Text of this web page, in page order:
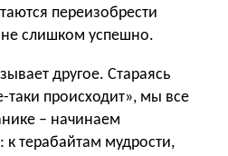
переизобрести
не слишком успешно.
другое. Стараясь
таки происходит», мы все
– начинаем
к терабайтам мудрости,